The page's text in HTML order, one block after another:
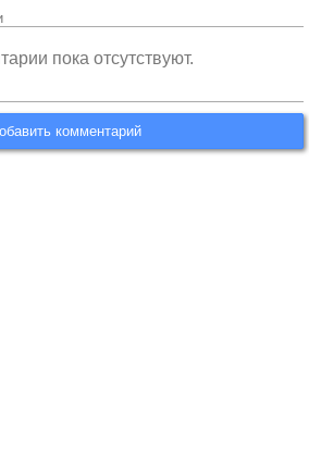
пока отсутствуют.
комментарий